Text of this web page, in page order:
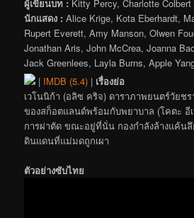
ผู้เขียนบท : Kitty Percy, Charlotte Colbert
นักแสดง : Alice Krige, Kota Eberhardt,
Rupert Everett, Amy Manson, Olwen
Jonathan Aris, John McCrea, Joanna
Jack Greenlees, Layla Burns, Apple
| IMDB (5.4) | เรื่องย่อ
เวโนนิก้า (อลิซ คริจ) ดาราภาพยนตร์วัยช
ของสก็อตแลนด์พร้อมกับพยาบาล (โคตะ อี
การผ่าตัด ขณะอยู่ที่นั่น กองกำลังล้างแค้น
ดินแดนที่แม่มดถูกเผา
ตัวอย่างซับไทย